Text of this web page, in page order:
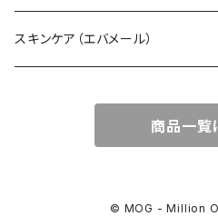
スキンケア（エバメール）
商品一覧
© MOG - Million